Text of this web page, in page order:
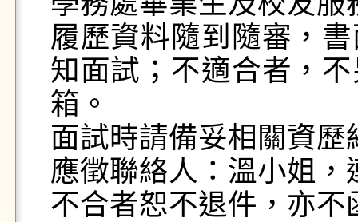
履歷資料隨到隨審，
知面試；不適合者，
箱。
面試時請備妥相關資
應徵聯絡人：溫小姐
不合者恕不退件，亦不